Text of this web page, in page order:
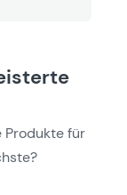
Produkte für